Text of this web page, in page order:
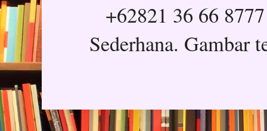
+62821 36 66
Sederhana. Gambar